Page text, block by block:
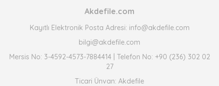
Akdefile.com
Kayıtlı Elektronik Posta Adresi: info@akdefile.com
bilgi@akdefile.com
Mersis No: 3-4592-4573-7884414 | Telefon No: +90 (236) 302 02
27
Ticari Ünvan: Akdefile